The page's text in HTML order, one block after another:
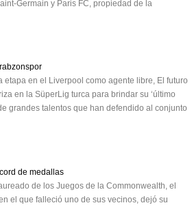
Germain y Paris FC, propiedad de la
en el Liverpool como agente libre, El futuro
en la SüperLig turca para brindar su ‘último
grandes talentos que han defendido al conjunto
de medallas
de los Juegos de la Commonwealth, el
el que falleció uno de sus vecinos, dejó su